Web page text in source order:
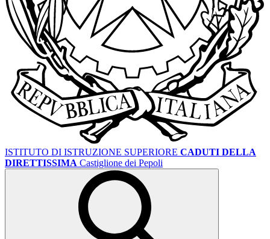
ISTITUTO DI ISTRUZIONE SUPERIORE CADUTI DELLA
DIRETTISSIMA Castiglione dei Pepoli